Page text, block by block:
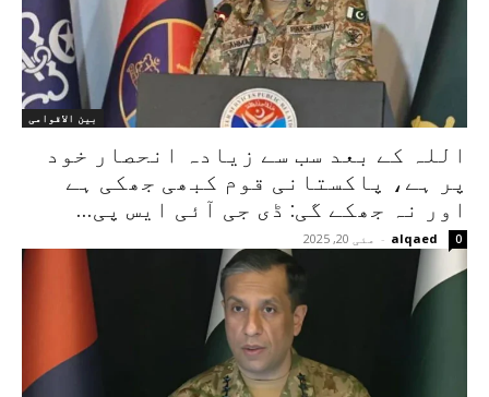
بین الاقوامی
اللہ کے بعد سب سے زیادہ انحصار خود
پر ہے، پاکستانی قوم کبھی جھکی ہے
اور نہ جھکے گی: ڈی جی آئی ایس پی...
alqaed
- مئی 20, 2025 0